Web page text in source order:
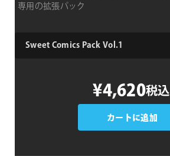
専用の拡張パック
product
¥4,620税込
カートに追加